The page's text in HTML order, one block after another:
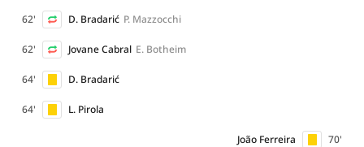
62' D. Bradarić P. Mazzocchi
62' Jovane Cabral E. Botheim
64' D. Bradarić
64' L. Pirola
70'
João Ferreira